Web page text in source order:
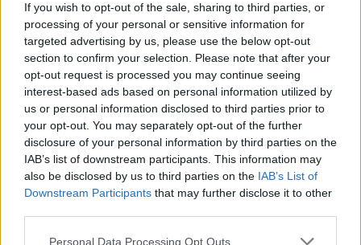
If you wish to opt-out of the sale, sharing to third parties, or
processing of your personal or sensitive information for
targeted advertising by us, please use the below opt-out
section to confirm your selection. Please note that after your
opt-out request is processed you may continue seeing
interest-based ads based on personal information utilized by
us or personal information disclosed to third parties prior to
your opt-out. You may separately opt-out of the further
disclosure of your personal information by third parties on the
IAB’s list of downstream participants. This information may
also be disclosed by us to third parties on the IAB’s List of
Downstream Participants that may further disclose it to other
Personal Data Processing Opt Outs
ricordaci di quanta ricchezza anche
immateriale possieda ancora il nostro Paese,
nonostante tutto.
Città invase da animali
infestanti. "Vi libero io da
piccioni, gabbiani, cinghiali e